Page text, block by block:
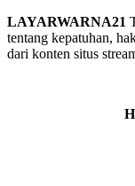
LAYARWARNA21
tentang kepatuhan,
dari konten situs